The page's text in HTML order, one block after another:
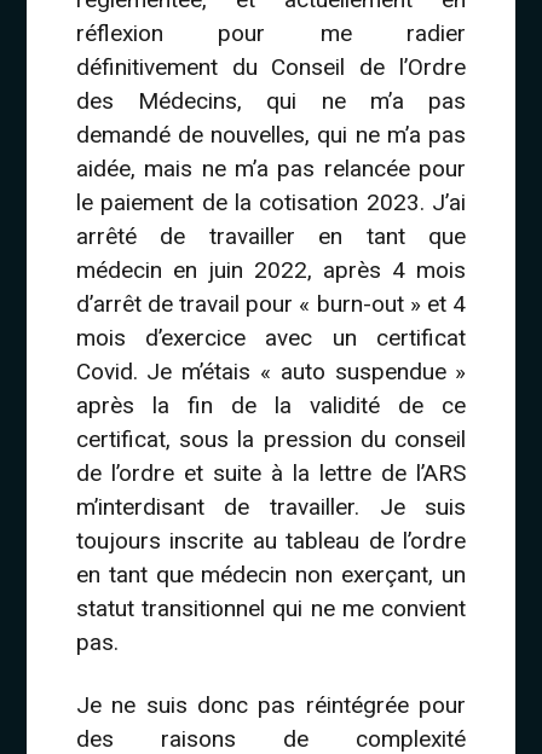
réflexion pour me radier
définitivement du Conseil de l’Ordre
des Médecins, qui ne m’a pas
demandé de nouvelles, qui ne m’a pas
aidée, mais ne m’a pas relancée pour
le paiement de la cotisation 2023. J’ai
arrêté de travailler en tant que
médecin en juin 2022, après 4 mois
d’arrêt de travail pour « burn-out » et 4
mois d’exercice avec un certificat
Covid. Je m’étais « auto suspendue »
après la fin de la validité de ce
certificat, sous la pression du conseil
de l’ordre et suite à la lettre de l’ARS
m’interdisant de travailler. Je suis
toujours inscrite au tableau de l’ordre
en tant que médecin non exerçant, un
statut transitionnel qui ne me convient
pas.
Je ne suis donc pas réintégrée pour
des raisons de complexité